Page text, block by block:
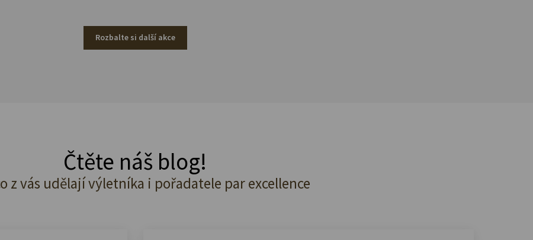
Rozbalte si další akce
Čtěte náš blog!
z vás udělají výletníka i pořadatele par excellence